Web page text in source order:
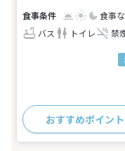
食事
バス
トイレ 禁
おすすめポイント